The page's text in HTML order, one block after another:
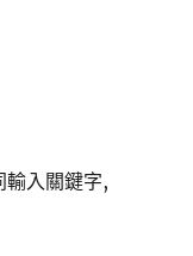
輸入關鍵字,